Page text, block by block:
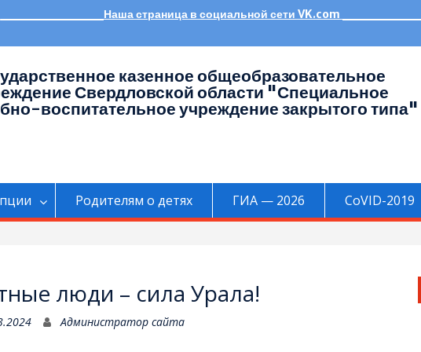
___________Наша страница в социальной сети VK.com _________
казенное общеобразовательное
Свердловской области "Специальное
воспитательное учреждение закрытого типа"
Родителям о детях ГИА — 2026 CoVID-2019
люди – сила Урала!
Администратор сайта